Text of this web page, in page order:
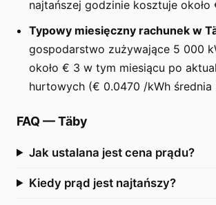
najtańszej godzinie kosztuje około
Typowy miesięczny rachunek w
gospodarstwo zużywające 5 000
około € 3 w tym miesiącu po
hurtowych (€ 0.0470 /kWh średnia
FAQ —Täby
Jak ustalana jest cena prądu?
Kiedy prąd jest najtańszy?